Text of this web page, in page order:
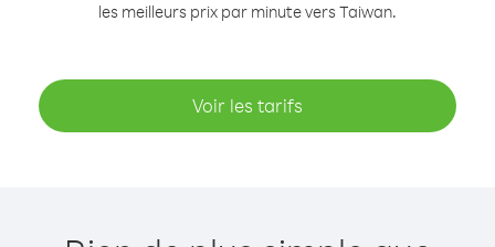
les meilleurs prix par minute vers Taiwan.
Voir les tarifs